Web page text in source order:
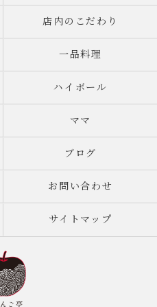
店内のこだわり
一品料理
ハイボール
ママ
ブログ
お問い合わせ
サイトマップ